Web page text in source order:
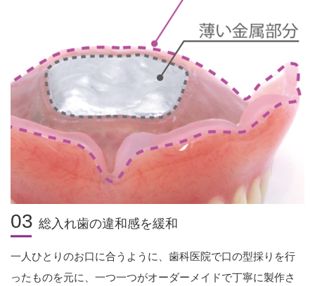
03 総入れ歯の違和感を緩和
一人ひとりのお口に合うように、歯科医院で口の型採りを行
ったものを元に、 一つ一つがオーダーメイドで丁寧に製作さ